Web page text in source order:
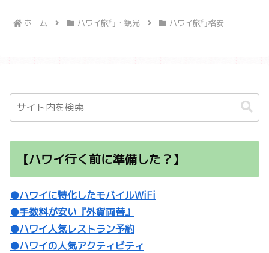
ホーム ハワイ旅行・観光 ハワイ旅行格安
【ハワイ行く前に準備した？】
●ハワイに特化したモバイルWiFi
●手数料が安い『外貨両替』
●ハワイ人気レストラン予約
●ハワイの人気アクティビティ